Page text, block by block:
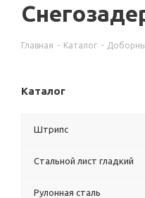
Главная - Каталог -
Каталог
Штрипс
Стальной лист гладкий
Рулонная сталь